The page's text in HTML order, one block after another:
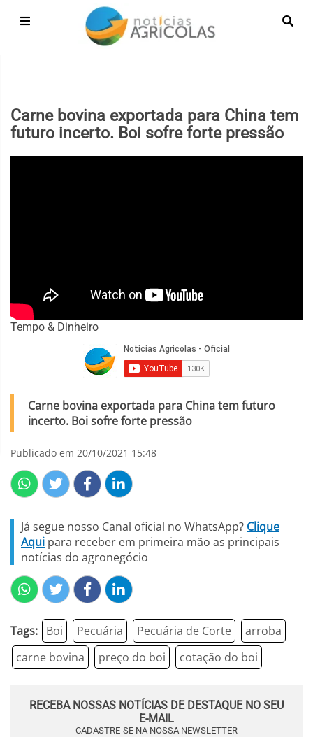
Carne bovina exportada para China tem
futuro incerto. Boi sofre forte pressão
Tempo & Dinheiro
Carne bovina exportada para China tem futuro
incerto. Boi sofre forte pressão
Publicado em 20/10/2021 15:48
Já segue nosso Canal oficial no WhatsApp? Clique
Aqui para receber em primeira mão as principais
notícias do agronegócio
Tags: Boi Pecuária Pecuária de Corte
arroba
carne bovina
preço do boi cotação do boi
RECEBA NOSSAS NOTÍCIAS DE DESTAQUE NO SEU
E-MAIL
CADASTRE-SE NA NOSSA NEWSLETTER